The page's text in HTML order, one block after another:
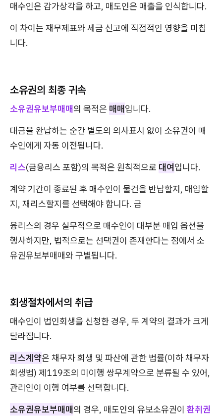
매수인은 감가상각을 하고, 매도인은 매출을 인식합니다.
이 차이는 재무제표와 세금 신고에 직접적인 영향을 미칩
니다.
소유권의 최종 귀속
소유권유보부매매의 목적은 매매입니다.
대금을 완납하는 순간 별도의 의사표시 없이 소유권이 매
수인에게 자동 이전됩니다.
리스(금융리스 포함)의 목적은 원칙적으로 대여입니다.
계약 기간이 종료된 후 매수인이 물건을 반납할지, 매입할
지, 재리스할지를 선택해야 합니다. 금
융리스의 경우 실무적으로 매수인이 대부분 매입 옵션을
행사하지만, 법적으로는 선택권이 존재한다는 점에서 소
유권유보부매매와 구별됩니다.
회생절차에서의 취급
매수인이 법인회생을 신청한 경우, 두 계약의 결과가 크게
달라집니다.
리스계약은 채무자 회생 및 파산에 관한 법률(이하 채무자
회생법) 제119조의 미이행 쌍무계약으로 분류될 수 있어,
관리인이 이행 여부를 선택합니다.
소유권유보부매매의 경우, 매도인의 유보소유권이 환취권